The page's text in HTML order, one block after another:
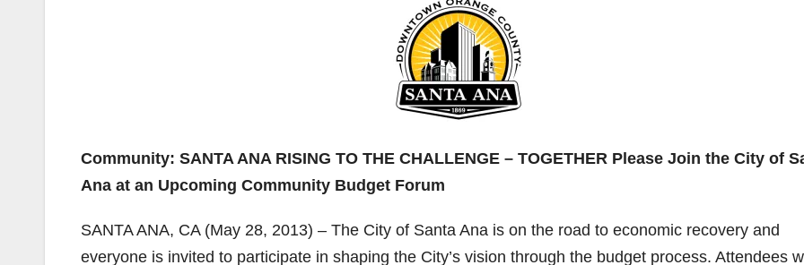
Community: SANTA ANA RISING TO THE CHALLENGE – TOGETHER Please Join the City of
Ana at an Upcoming Community Budget Forum
SANTA ANA, CA (May 28, 2013) – The City of Santa Ana is on the road to economic recovery and
everyone is invited to participate in shaping the City’s vision through the budget process. Attendees